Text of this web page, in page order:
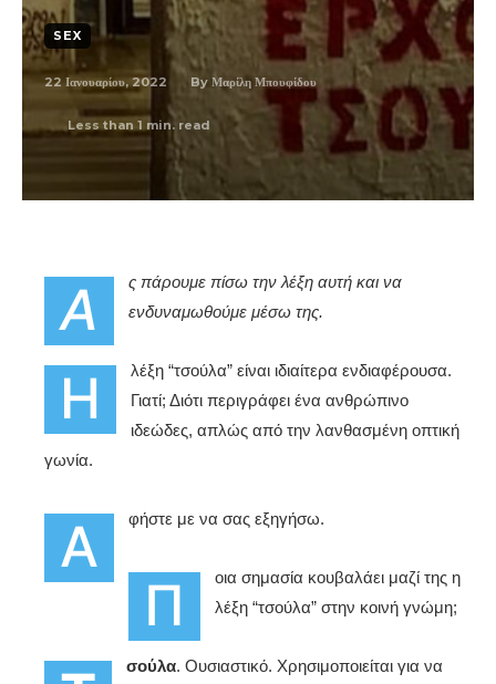
SEX
22 Ιανουαρίου, 2022 By Μαρίλη Μπουφίδου
Less than 1 min. read
Α
ς πάρουμε πίσω την λέξη αυτή και να
ενδυναμωθούμε μέσω της.
Η
λέξη “τσούλα” είναι ιδιαίτερα ενδιαφέρουσα.
Γιατί; Διότι περιγράφει ένα ανθρώπινο
ιδεώδες, απλώς από την λανθασμένη οπτική
γωνία.
Α φήστε με να σας εξηγήσω.
Π
οια σημασία κουβαλάει μαζί της η
λέξη “τσούλα” στην κοινή γνώμη;
σούλα. Ουσιαστικό. Χρησιμοποιείται για να